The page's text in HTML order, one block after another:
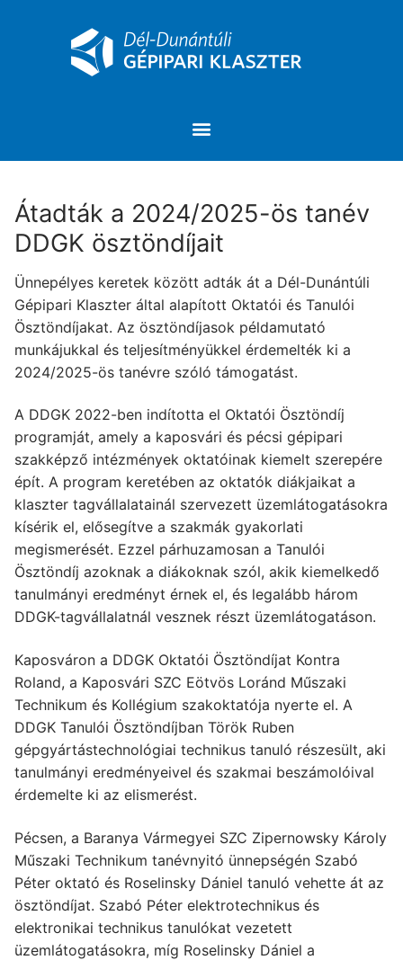
Átadták a 2024/2025-ös tanév
DDGK ösztöndíjait
Ünnepélyes keretek között adták át a Dél-Dunántúli
Gépipari Klaszter által alapított Oktatói és Tanulói
Ösztöndíjakat. Az ösztöndíjasok példamutató
munkájukkal és teljesítményükkel érdemelték ki a
2024/2025-ös tanévre szóló támogatást.
A DDGK 2022-ben indította el Oktatói Ösztöndíj
programját, amely a kaposvári és pécsi gépipari
szakképző intézmények oktatóinak kiemelt szerepére
épít. A program keretében az oktatók diákjaikat a
klaszter tagvállalatainál szervezett üzemlátogatásokra
kísérik el, elősegítve a szakmák gyakorlati
megismerését. Ezzel párhuzamosan a Tanulói
Ösztöndíj azoknak a diákoknak szól, akik kiemelkedő
tanulmányi eredményt érnek el, és legalább három
DDGK-tagvállalatnál vesznek részt üzemlátogatáson.
Kaposváron a DDGK Oktatói Ösztöndíjat Kontra
Roland, a Kaposvári SZC Eötvös Loránd Műszaki
Technikum és Kollégium szakoktatója nyerte el. A
DDGK Tanulói Ösztöndíjban Török Ruben
gépgyártástechnológiai technikus tanuló részesült, aki
tanulmányi eredményeivel és szakmai beszámolóival
érdemelte ki az elismerést.
Pécsen, a Baranya Vármegyei SZC Zipernowsky Károly
Műszaki Technikum tanévnyitó ünnepségén Szabó
Péter oktató és Roselinsky Dániel tanuló vehette át az
ösztöndíjat. Szabó Péter elektrotechnikus és
elektronikai technikus tanulókat vezetett
üzemlátogatásokra, míg Roselinsky Dániel a